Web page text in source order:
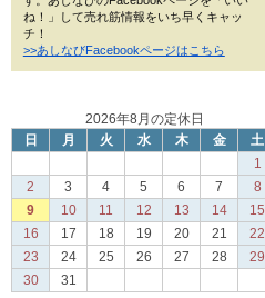
ね！」して売れ筋情報をいち早くキャッ
チ！
>>あしなびFacebookページはこちら
2026年8月の定休日
日
月 火 水 木 金
土
1
2
3 4 5 6 7
8
9
10 11 12 13 14
15
16
17 18 19 20 21
22
23
24 25 26 27 28
29
30
31